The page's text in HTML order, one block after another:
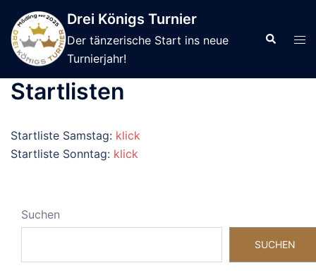
content
Drei Königs Turnier
Der tänzerische Start ins neue
Turnierjahr!
Search
Startlisten
Startliste Samstag: klick
Startliste Sonntag: klick
Suchen
SUCHEN